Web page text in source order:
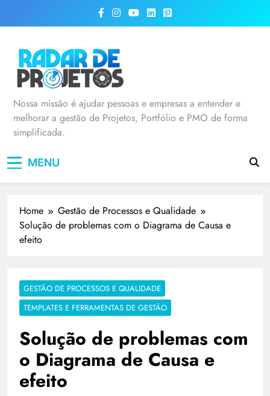
Radar de Projetos
Nossa missão é ajudar pessoas e empresas a entender e
melhorar a gestão de Projetos, Portfólio e PMO de forma
simplificada.
MENU
Home
Gestão de Processos e Qualidade
Solução de problemas com o Diagrama de Causa e
efeito
GESTÃO DE PROCESSOS E QUALIDADE
TEMPLATES E FERRAMENTAS DE GESTÃO
Solução de problemas com
o Diagrama de Causa e
efeito